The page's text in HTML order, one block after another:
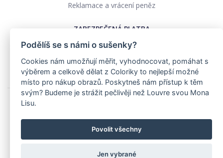
Reklamace a vrácení peněz
ZABEZPEČENÁ PLATBA
Obchodní podmínky
Realizace: pavelszabo.cz
Podělíš se s námi o sušenky?
Cookies nám umožňují měřit, vyhodnocovat, pomáhat s
výběrem a celkově dělat z Coloriky to nejlepší možné
místo pro nákup obrazů. Poskytneš nám přístup k těm
svým? Budeme je strážit pečlivěji než Louvre svou Mona
Lisu.
Povolit všechny
Jen vybrané